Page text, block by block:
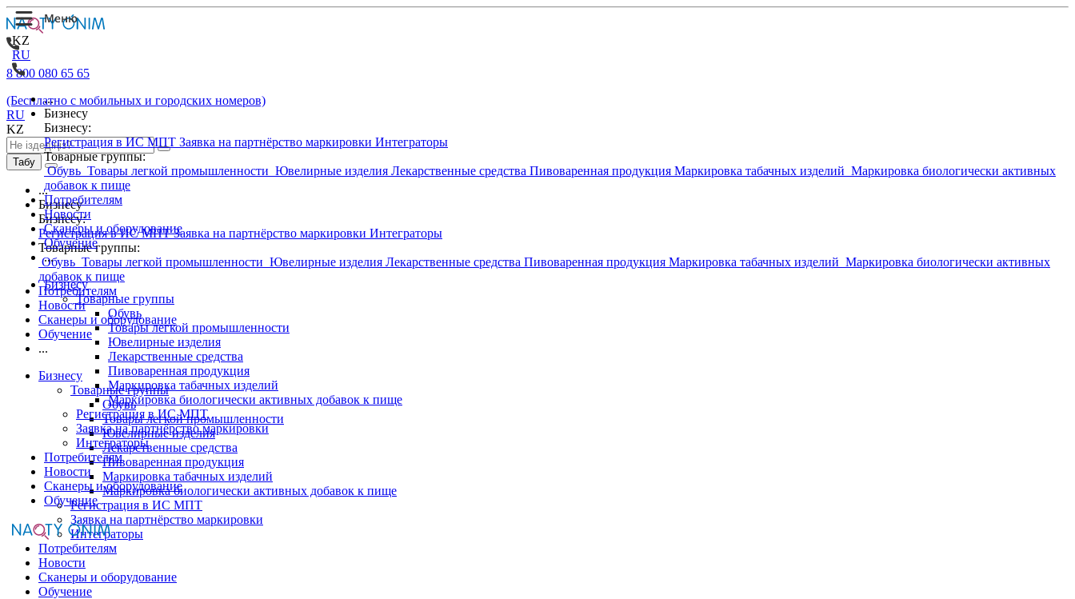
KZ
RU
...
Бизнесу
Бизнесу:
Регистрация в ИС МПТ Заявка на партнёрство маркировки Интеграторы
Товарные группы:
Обувь Товары легкой промышленности Ювелирные изделия Лекарственные средства Пивоваренная продукция Маркировка табачных изделий Маркировка биологически активных
добавок к пище
Потребителям
Новости
Сканеры и оборудование
Обучение
...
Бизнесу
Товарные группы
Обувь
Товары легкой промышленности
Ювелирные изделия
Лекарственные средства
Пивоваренная продукция
Маркировка табачных изделий
Маркировка биологически активных добавок к пище
Регистрация в ИС МПТ
Заявка на партнёрство маркировки
Интеграторы
Потребителям
Новости
Сканеры и оборудование
Обучение
8 800 080 65 65
(Бесплатно с мобильных и городских номеров)
RU
KZ
Табу
...
Бизнесу
Бизнесу:
Регистрация в ИС МПТЗаявка на партнёрство маркировки Интеграторы
Товарные группы:
Обувь Товары легкой промышленности Ювелирные изделия Лекарственные средства Пивоваренная продукция Маркировка табачных изделий Маркировка биологически активных
добавок к пище
Потребителям
Новости
Сканеры и оборудование
Обучение
...
Бизнесу
Товарные группы
Обувь
Товары легкой промышленности
Ювелирные изделия
Лекарственные средства
Пивоваренная продукция
Маркировка табачных изделий
Маркировка биологически активных добавок к пище
Регистрация в ИС МПТ
Заявка на партнёрство маркировки
Интеграторы
Потребителям
Новости
Сканеры и оборудование
Обучение